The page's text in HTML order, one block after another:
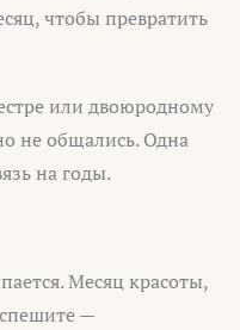
чтобы превратить
или двоюродному
не общались. Одна
на годы.
Месяц красоты,
—